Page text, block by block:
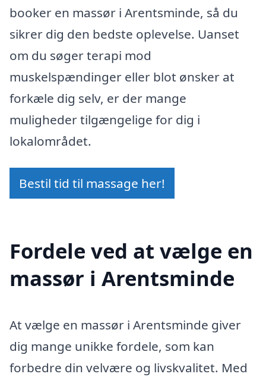
booker en massør i Arentsminde, så du
sikrer dig den bedste oplevelse. Uanset
om du søger terapi mod
muskelspændinger eller blot ønsker at
forkæle dig selv, er der mange
muligheder tilgængelige for dig i
lokalområdet.
Bestil tid til massage her!
Fordele ved at vælge en
massør i Arentsminde
At vælge en massør i Arentsminde giver
dig mange unikke fordele, som kan
forbedre din velvære og livskvalitet. Med